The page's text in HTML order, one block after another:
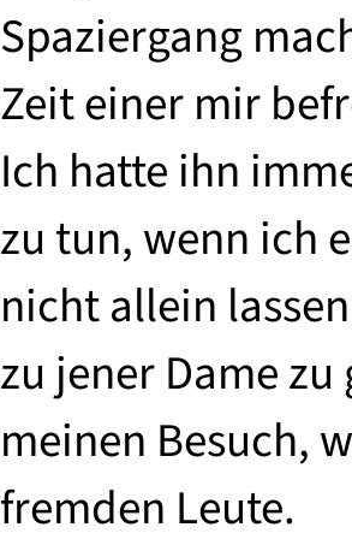
Spaziergang
Zeit einer mir
Ich hatte ihn
zu tun, wenn ich
nicht allein
zu jener Dame
meinen Besuch,
fremden Leute.